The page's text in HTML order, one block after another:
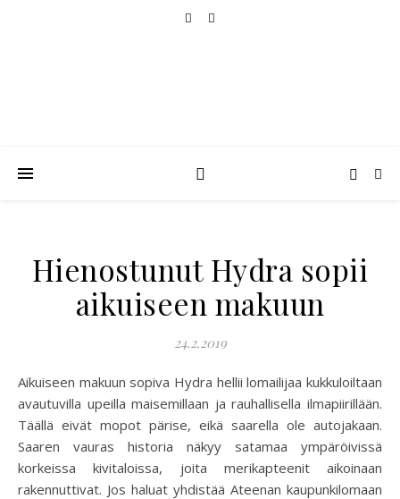
Hienostunut Hydra sopii
aikuiseen makuun
24.2.2019
Aikuiseen makuun sopiva Hydra hellii lomailijaa kukkuloiltaan
avautuvilla upeilla maisemillaan ja rauhallisella ilmapiirillään.
Täällä eivät mopot pärise, eikä saarella ole autojakaan.
Saaren vauras historia näkyy satamaa ympäröivissä
korkeissa kivitaloissa, joita merikapteenit aikoinaan
rakennuttivat. Jos haluat yhdistää Ateenan kaupunkilomaan